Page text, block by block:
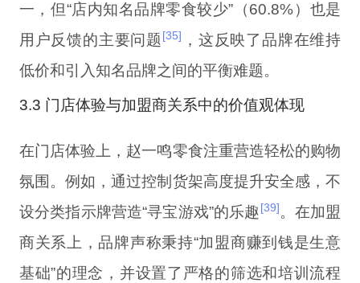
一，但“店内知名品牌零食较少”（60.8%）也是
用户反馈的主要问题[35]
，这反映了品牌在维持
低价和引入知名品牌之间的平衡难题。
3.3 门店体验与加盟商关系中的价值观体现
在门店体验上，赵一鸣零食注重营造轻松的购物
氛围。例如，通过控制货架高度提升安全感，不
设分类指示牌营造“寻宝游戏”的乐趣[39]。在加盟
商关系上，品牌声称秉持“加盟商赚到钱是生意
基础”的理念，并设置了严格的筛选和培训流程